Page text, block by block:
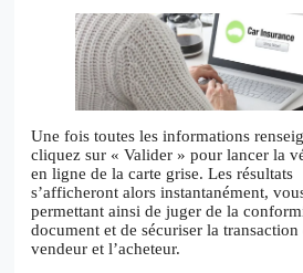
Une fois toutes les informations
cliquez sur « Valider » pour lancer la
en ligne de la carte grise. Les résultats
s’afficheront alors instantanément,
permettant ainsi de juger de la
document et de sécuriser la transaction
vendeur et l’acheteur.